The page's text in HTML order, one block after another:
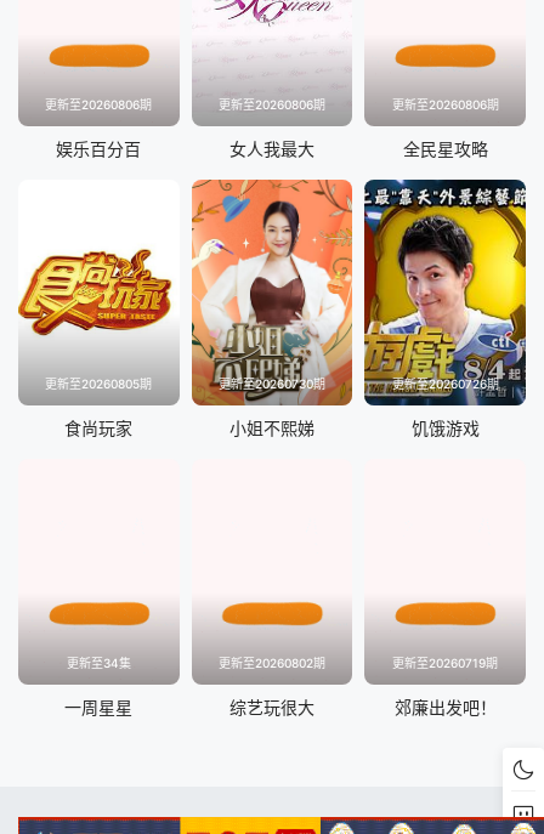
更新至20260806期
娱乐百分百
更新至20260806期
女人我最大
更新至20260806期
全民星攻略
更新至20260805期
食尚玩家
更新至20260730期
小姐不熙娣
更新至20260726期
饥饿游戏
更新至34集
一周星星
更新至20260802期
综艺玩很大
更新至20260719期
郊廉出发吧！
RSS Baidu Google 底部反馈 QQ交流群